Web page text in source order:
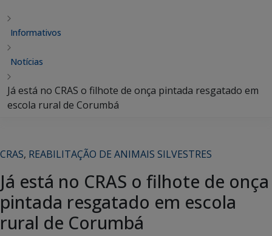
Informativos
Notícias
Já está no CRAS o filhote de onça pintada resgatado em
escola rural de Corumbá
CRAS, REABILITAÇÃO DE ANIMAIS SILVESTRES
Já está no CRAS o filhote de onça
pintada resgatado em escola
rural de Corumbá